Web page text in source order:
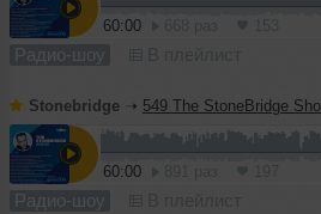
60:00
Радио-шоу
Stonebridge ➝ 549 The StoneBridge
60:00
Радио-шоу